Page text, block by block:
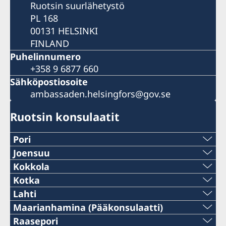
Ruotsin suurlähetystö
PL 168
00131 HELSINKI
FINLAND
Puhelinnumero
+358 9 6877 660
Sähköpostiosoite
ambassaden.helsingfors@gov.se
Ruotsin konsulaatit
Pori
Puhelin:
+358 2 6244 144
Sähköposti:
konsulat@tactic.net
Joensuu
Puhelin
+358 (0)50 405 8227
Sähköposti
Kokkola
Puhelin:
+358 20 780 7000
Kotka
Puhelin:
+358 5 23 231
Lahti
Puhelin:
Maarianhamina (Pääkonsulaatti)
Puhelin:
Raasepori